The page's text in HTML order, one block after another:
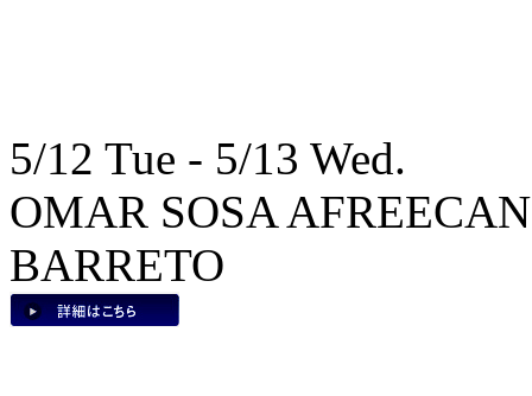
5/12 Tue - 5/13 Wed.
OMAR SOSA
BARRETO